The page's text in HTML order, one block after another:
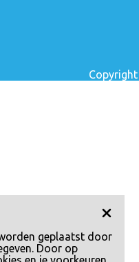
geplaatst door
Door op